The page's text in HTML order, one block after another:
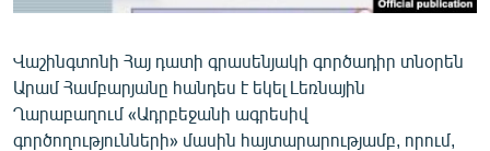
ՏՏ ԵՒ ԻՆՏԵՐՆԵՏ
ԿՈՐՈՆԱՎԻՐՈՒՍ
ԱՐԽԻՎ
ՏԵՍԱՆՅՈՒԹԵՐ
Վաշինգտոնի Հայ դատի գրասենյակի գործադիր տնօրեն
Արամ Համբարյանը հանդես է եկել Լեռնային
Ղարաբաղում «Ադրբեջանի ագրեսիվ
գործողությունների» մասին հայտարարությամբ, որում,